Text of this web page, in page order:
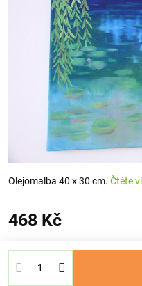
Olejomalba 40 x 30 cm. Čtěte
468 Kč